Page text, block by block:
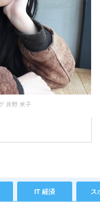
井野 米子
IT 経済 ス